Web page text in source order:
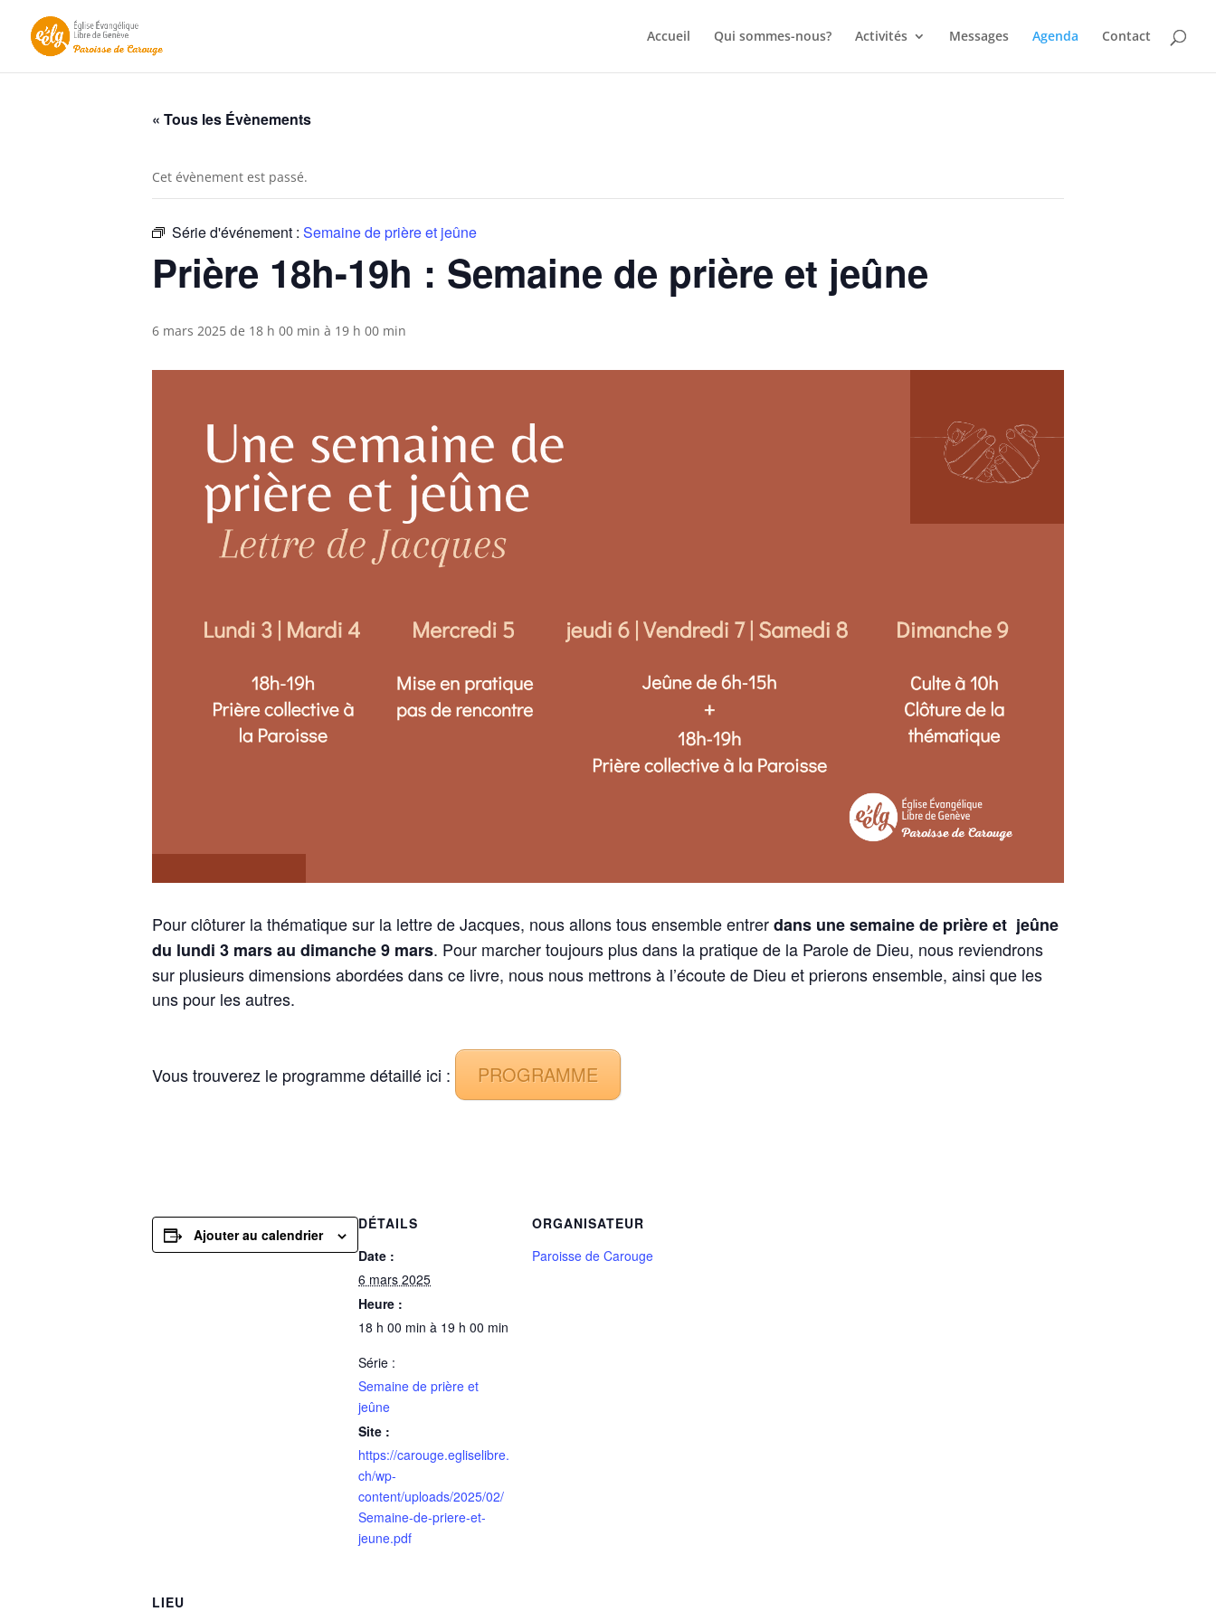
Accueil Qui sommes-nous? Activités Messages Agenda Contact
« Tous les Évènements
Cet évènement est passé.
Série d'événement : Semaine de prière et jeûne
Prière 18h-19h : Semaine de prière et jeûne
6 mars 2025 de 18 h 00 min à 19 h 00 min
Pour clôturer la thématique sur la lettre de Jacques, nous allons tous ensemble entrerdans une semaine de prière et jeûne
du lundi 3 mars au dimanche 9 mars. Pour marcher toujours plus dans la pratique de la Parole de Dieu, nous reviendrons
sur plusieurs dimensions abordées dans ce livre, nous nous mettrons à l’écoute de Dieu et prierons ensemble, ainsi que les
uns pour les autres.
Vous trouverez le programme détaillé ici : PROGRAMME
Ajouter au calendrier
DÉTAILS
Date :
6 mars 2025
Heure :
18 h 00 min à 19 h 00 min
Série :
Semaine de prière et
jeûne
Site :
https://carouge.egliselibre.
ch/wp-
content/uploads/2025/02/
Semaine-de-priere-et-
jeune.pdf
ORGANISATEUR
Paroisse de Carouge
LIEU